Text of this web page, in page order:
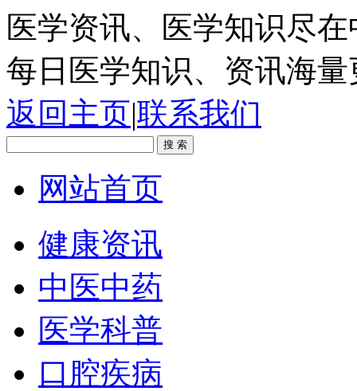
医学资讯、医学知识尽
每日医学知识、资讯海
返回主页|联系我们
网站首页
健康资讯
中医中药
医学科普
口腔疾病